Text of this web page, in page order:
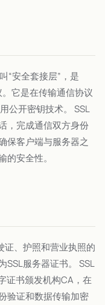
“安全套接层”，是
它是在传输通信协议
公开密钥技术。 SSL
，完成通信双方身份
保客户端与服务器之
安全性。
证、护照和营业执照的
SSL服务器证书。 SSL
证书颁发机构CA，在
验证和数据传输加密